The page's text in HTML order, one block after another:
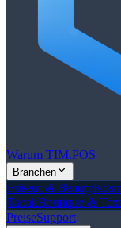
Warum TIM.POS
Branchen
Friseur & Beauty
TabakBoutique &
PreiseSupport